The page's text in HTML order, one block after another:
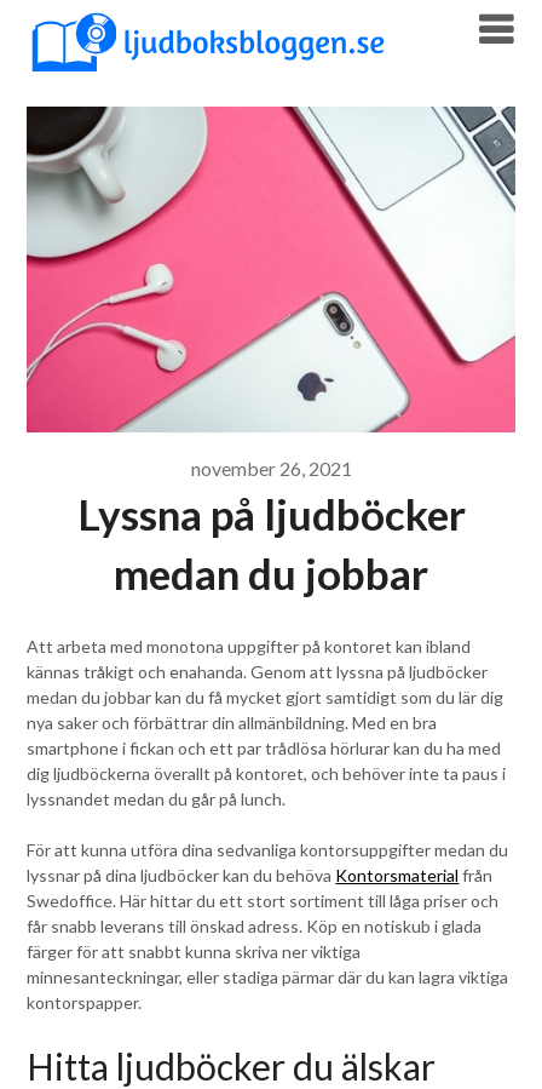
content
november 26, 2021
Lyssna på ljudböcker
medan du jobbar
Att arbeta med monotona uppgifter på kontoret kan ibland
kännas tråkigt och enahanda. Genom att lyssna på ljudböcker
medan du jobbar kan du få mycket gjort samtidigt som du lär dig
nya saker och förbättrar din allmänbildning. Med en bra
smartphone i fickan och ett par trådlösa hörlurar kan du ha med
dig ljudböckerna överallt på kontoret, och behöver inte ta paus i
lyssnandet medan du går på lunch.
För att kunna utföra dina sedvanliga kontorsuppgifter medan du
lyssnar på dina ljudböcker kan du behöva Kontorsmaterial från
Swedoffice. Här hittar du ett stort sortiment till låga priser och
får snabb leverans till önskad adress. Köp en notiskub i glada
färger för att snabbt kunna skriva ner viktiga
minnesanteckningar, eller stadiga pärmar där du kan lagra viktiga
kontorspapper.
Hitta ljudböcker du älskar